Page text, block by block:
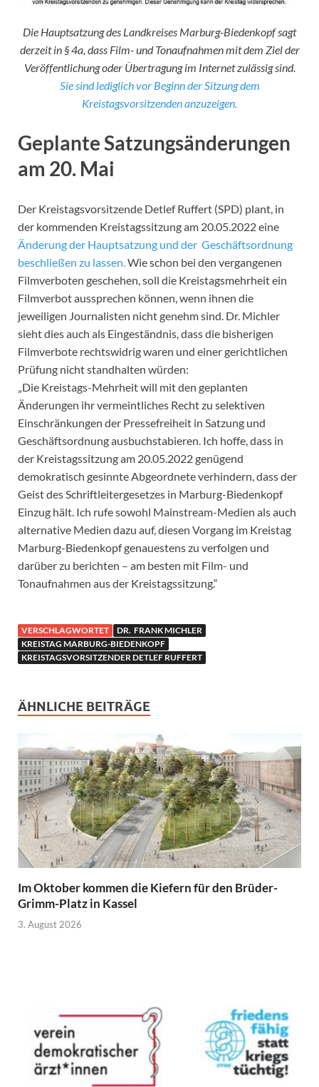
Die Hauptsatzung des Landkreises Marburg-Biedenkopf sagt
derzeit in § 4a, dass Film- und Tonaufnahmen mit dem Ziel der
Veröffentlichung oder Übertragung im Internet zulässig sind.
Sie sind lediglich vor Beginn der Sitzung dem
Kreistagsvorsitzenden anzuzeigen.
Geplante Satzungsänderungen
am 20. Mai
Der Kreistagsvorsitzende Detlef Ruffert (SPD) plant, in
der kommenden Kreistagssitzung am 20.05.2022 eine
Änderung der Hauptsatzung und der Geschäftsordnung
beschließen zu lassen. Wie schon bei den vergangenen
Filmverboten geschehen, soll die Kreistagsmehrheit ein
Filmverbot aussprechen können, wenn ihnen die
jeweiligen Journalisten nicht genehm sind. Dr. Michler
sieht dies auch als Eingeständnis, dass die bisherigen
Filmverbote rechtswidrig waren und einer gerichtlichen
Prüfung nicht standhalten würden:
„Die Kreistags-Mehrheit will mit den geplanten
Änderungen ihr vermeintliches Recht zu selektiven
Einschränkungen der Pressefreiheit in Satzung und
Geschäftsordnung ausbuchstabieren. Ich hoffe, dass in
der Kreistagssitzung am 20.05.2022 genügend
demokratisch gesinnte Abgeordnete verhindern, dass der
Geist des Schriftleitergesetzes in Marburg-Biedenkopf
Einzug hält. Ich rufe sowohl Mainstream-Medien als auch
alternative Medien dazu auf, diesen Vorgang im Kreistag
Marburg-Biedenkopf genauestens zu verfolgen und
darüber zu berichten – am besten mit Film- und
Tonaufnahmen aus der Kreistagssitzung.“
VERSCHLAGWORTET
DR. FRANK MICHLER
KREISTAG MARBURG-BIEDENKOPF
KREISTAGSVORSITZENDER DETLEF RUFFERT
ÄHNLICHE BEITRÄGE
Im Oktober kommen die Kiefern für den Brüder-
Grimm-Platz in Kassel
3. August 2026